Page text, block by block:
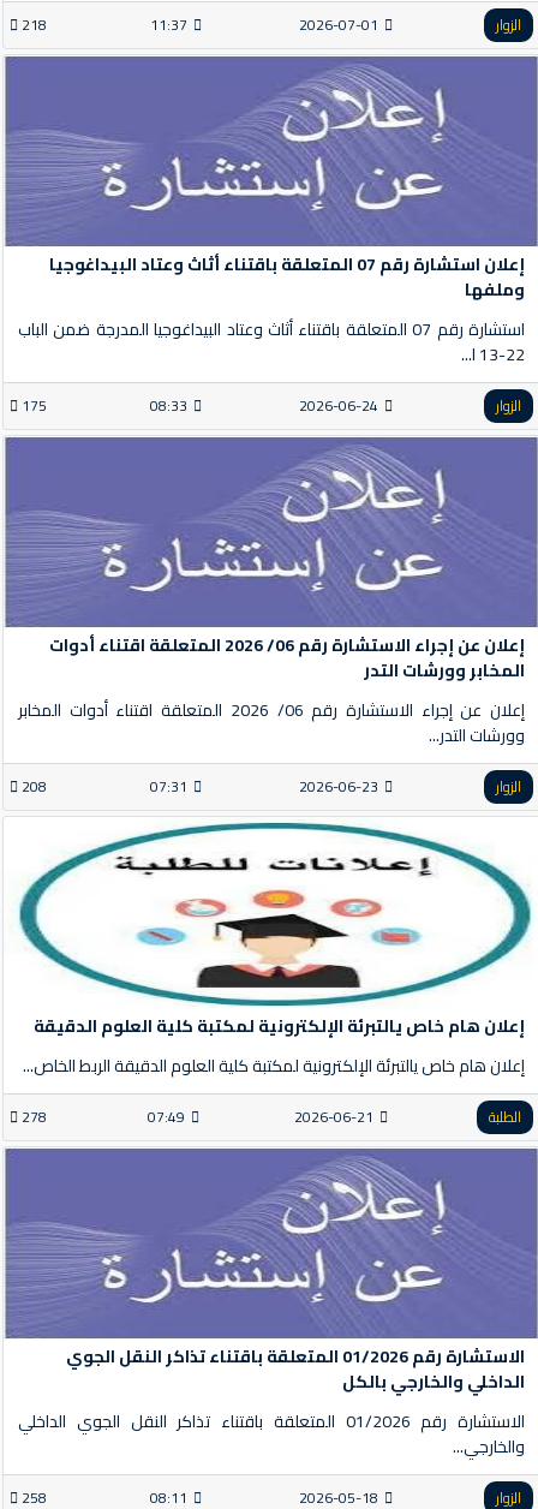
الزوار 2026-07-01
11:37
218
إعلان استشارة رقم 07 المتعلقة باقتناء أثاث وعتاد البيداغوجيا
وملفها
استشارة رقم 07 المتعلقة باقتناء أثاث وعتاد البيداغوجيا المدرجة ضمن الباب
22-13 ا...
الزوار 2026-06-24
08:33
175
إعلان عن إجراء الاستشارة رقم 06/ 2026 المتعلقة اقتناء أدوات
المخابر وورشات التدر
إعلان عن إجراء الاستشارة رقم 06/ 2026 المتعلقة اقتناء أدوات المخابر
وورشات التدر...
الزوار 2026-06-23
07:31
208
إعلان هام خاص يالتبرئة الإلكترونية لمكتبة كلية العلوم الدقيقة
إعلان هام خاص يالتبرئة الإلكترونية لمكتبة كلية العلوم الدقيقة الربط الخاص...
الطلبة 2026-06-21
07:49
278
الاستشارة رقم 01/2026 المتعلقة باقتناء تذاكر النقل الجوي
الداخلي والخارجي بالكل
الاستشارة رقم 01/2026 المتعلقة باقتناء تذاكر النقل الجوي الداخلي
والخارجي...
الزوار 2026-05-18
08:11
258